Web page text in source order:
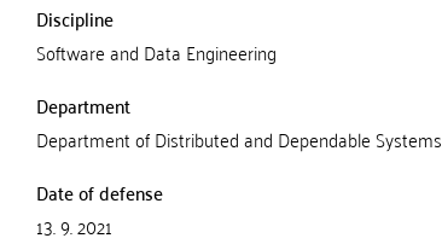
Discipline
Software and Data Engineering
Department
Department of Distributed and Dependable Systems
Date of defense
13. 9. 2021